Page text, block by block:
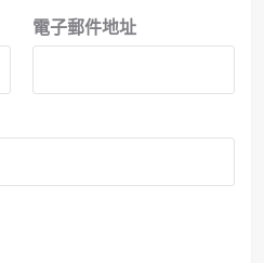
電子郵件地址